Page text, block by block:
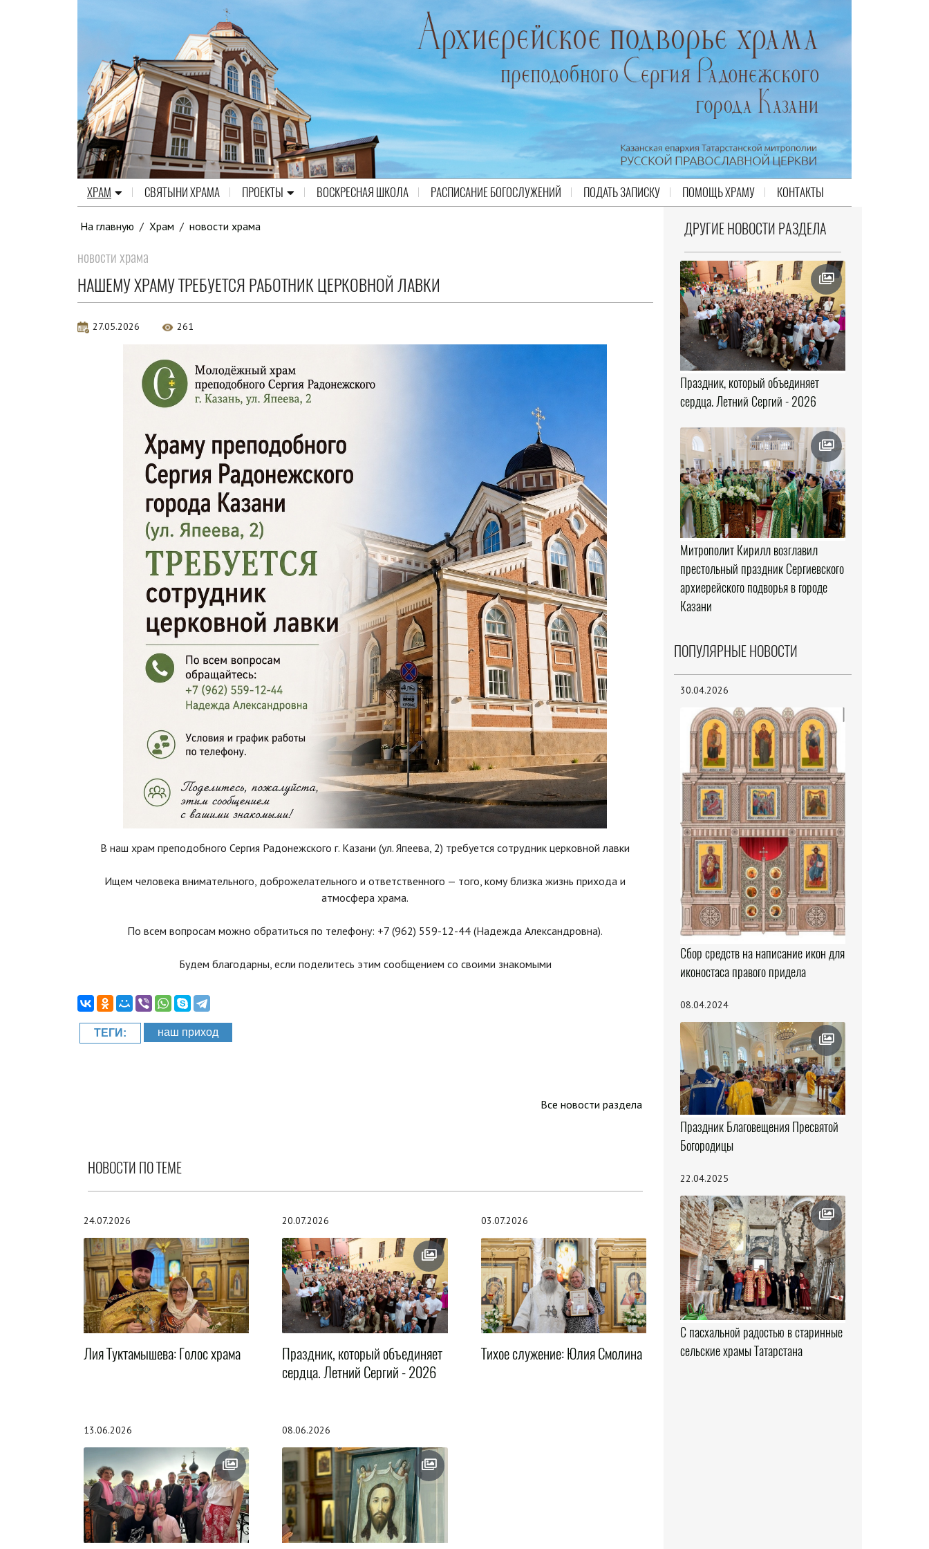
ХРАМ СВЯТЫНИ ХРАМА ПРОЕКТЫ ВОСКРЕСНАЯ ШКОЛА РАСПИСАНИЕ БОГОСЛУЖЕНИЙ ПОДАТЬ ЗАПИСКУ ПОМОЩЬ ХРАМУ КОНТАКТЫ
На главную / Храм / новости храма
новости храма
НАШЕМУ ХРАМУ ТРЕБУЕТСЯ РАБОТНИК ЦЕРКОВНОЙ ЛАВКИ
27.05.2026 261
В наш храм преподобного Сергия Радонежского г. Казани (ул. Япеева, 2) требуется сотрудник церковной лавки
Ищем человека внимательного, доброжелательного и ответственного — того, кому близка жизнь прихода и
атмосфера храма.
По всем вопросам можно обратиться по телефону: +7 (962) 559-12-44 (Надежда Александровна).
Будем благодарны, если поделитесь этим сообщением со своими знакомыми
ТЕГИ: наш приход
Все новости раздела
НОВОСТИ ПО ТЕМЕ
24.07.2026
Лия Туктамышева: Голос храма
20.07.2026
Праздник, который объединяет
сердца. Летний Сергий - 2026
03.07.2026
Тихое служение: Юлия Смолина
13.06.2026 08.06.2026
ДРУГИЕ НОВОСТИ РАЗДЕЛА
Праздник, который объединяет
сердца. Летний Сергий - 2026
Митрополит Кирилл возглавил
престольный праздник Сергиевского
архиерейского подворья в городе
Казани
ПОПУЛЯРНЫЕ НОВОСТИ
30.04.2026
Сбор средств на написание икон для
иконостаса правого придела
08.04.2024
Праздник Благовещения Пресвятой
Богородицы
22.04.2025
С пасхальной радостью в старинные
сельские храмы Татарстана